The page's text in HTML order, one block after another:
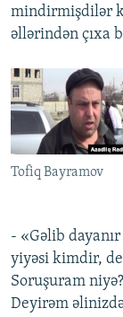
mindirmişdilər
əllərindən çıxa
Tofiq Bayramov
- «Gəlib dayanır
yiyəsi kimdir,
Soruşuram
Deyirəm